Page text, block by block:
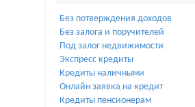
Без потверждения доходов
Без залога и поручителей
Под залог недвижимости
Экспресс кредиты
Кредиты наличными
Онлайн заявка на кредит
Кредиты пенсионерам